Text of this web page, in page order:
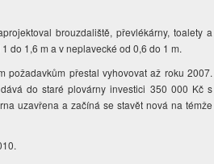
brouzdaliště, převlékárny, toalety a
do 1,6 m a v neplavecké od 0,6 do 1 m.
požadavkům přestal vyhovovat až roku 2007.
do staré plovárny investici 350 000 Kč s
uzavřena a začíná se stavět nová na témže